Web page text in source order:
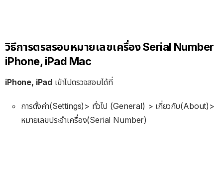
วิธีการตรสรอบหมายเลขเครื่อง Serial Number
iPhone, iPad Mac
iPhone, iPad เข้าไปตรวจสอบได้ที่
การตั้งค่า(Settings)> ทั่วไป (General) > เกี่ยวกับ(About)>
หมายเลขประจำเครื่อง(Serial Number)